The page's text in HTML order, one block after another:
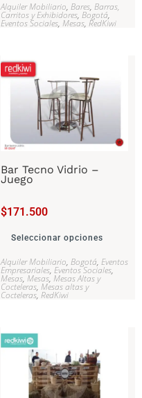
Alquiler Mobiliario, Bares, Barras,
Carritos y Exhibidores, Bogotá,
Eventos Sociales, Mesas, RedKiwi
Bar Tecno Vidrio –
Juego
$171.500
Seleccionar opciones
Alquiler Mobiliario, Bogotá, Eventos
Empresariales, Eventos Sociales,
Mesas, Mesas, Mesas Altas y
Cocteleras, Mesas altas y
Cocteleras, RedKiwi